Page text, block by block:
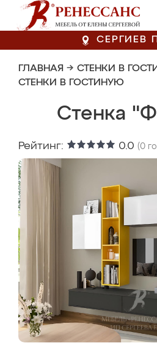
СЕРГИЕВ
ГЛАВНАЯ → СТЕНКИ В
СТЕНКИ В ГОСТИНУЮ
Стенка
Рейтинг: 0.0 (0